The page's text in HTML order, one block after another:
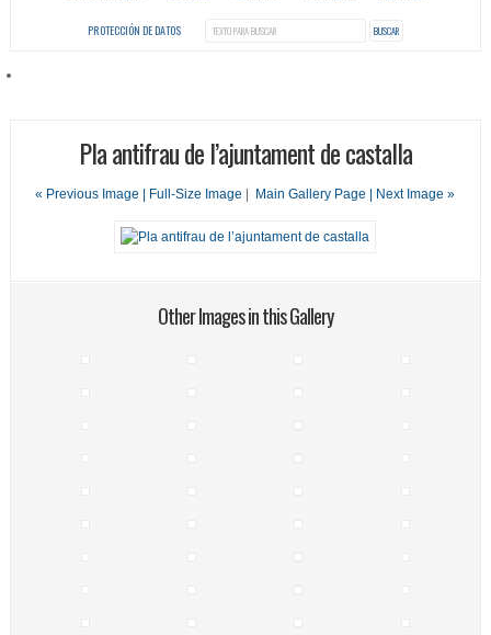
PROTECCIÓN DE DATOS
Pla antifrau de l’ajuntament de castalla
« Previous Image | Full-Size Image Main Gallery Page | Next Image »
Other Images in this Gallery